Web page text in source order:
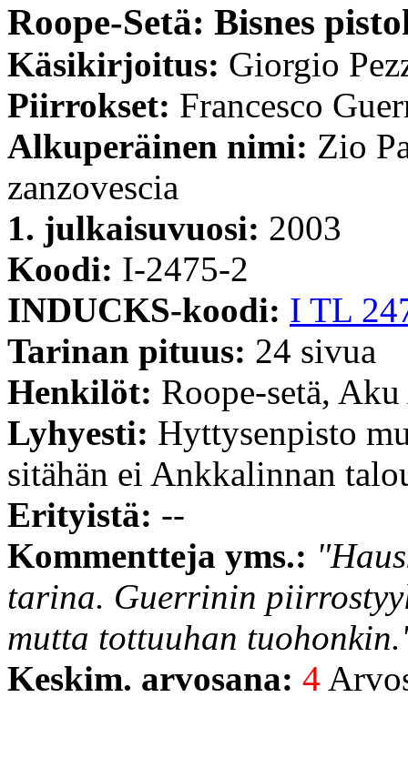
Roope-Setä: Bisnes
Käsikirjoitus: Giorgio
Piirrokset: Francesco
Alkuperäinen nimi: Zio
zanzovescia
1. julkaisuvuosi: 2003
Koodi: I-2475-2
INDUCKS-koodi: I TL
Tarinan pituus: 24 sivua
Henkilöt: Roope-setä,
Lyhyesti: Hyttysenpisto
sitähän ei Ankkalinnan
Erityistä: --
Kommentteja yms.:
tarina. Guerrinin
mutta tottuuhan
Keskim. arvosana: 4